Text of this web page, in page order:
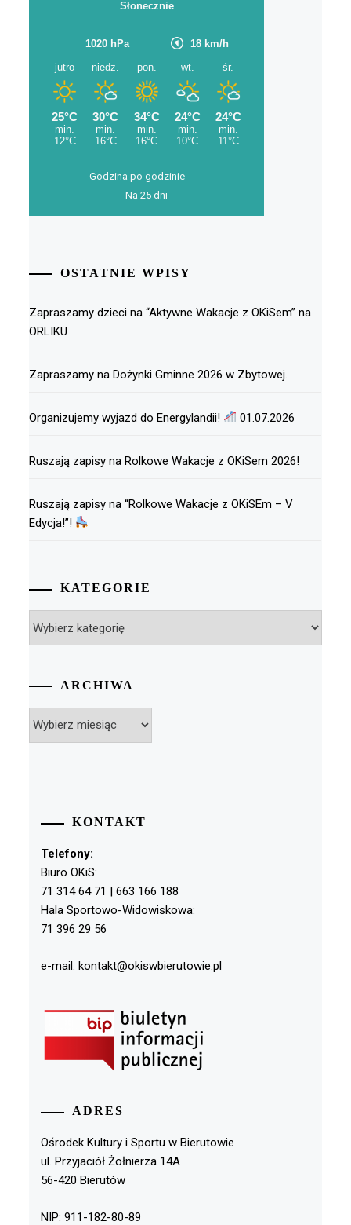
Godzina po godzinie
Na 25 dni
OSTATNIE WPISY
Zapraszamy dzieci na “Aktywne Wakacje z OKiSem” na
ORLIKU
Zapraszamy na Dożynki Gminne 2026 w Zbytowej.
Organizujemy wyjazd do Energylandii! 01.07.2026
Ruszają zapisy na Rolkowe Wakacje z OKiSem 2026!
Ruszają zapisy na “Rolkowe Wakacje z OKiSEm – V
Edycja!”!
KATEGORIE
ARCHIWA
KONTAKT
Telefony:
Biuro OKiS:
71 314 64 71 | 663 166 188
Hala Sportowo-Widowiskowa:
71 396 29 56
e-mail: kontakt@okiswbierutowie.pl
ADRES
Ośrodek Kultury i Sportu w Bierutowie
ul. Przyjaciół Żołnierza 14A
56-420 Bierutów
NIP: 911-182-80-89